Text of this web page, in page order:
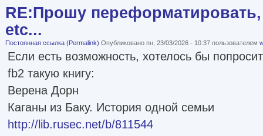
RE:Прошу переформатировать,
etc...
Постоянная ссылка (Permalink) Опубликовано пн, 23/03/2026 - 10:37 пользователем
Если есть возможность, хотелось бы
fb2 такую книгу:
Верена Дорн
Каганы из Баку. История одной семьи
http://lib.rusec.net/b/811544